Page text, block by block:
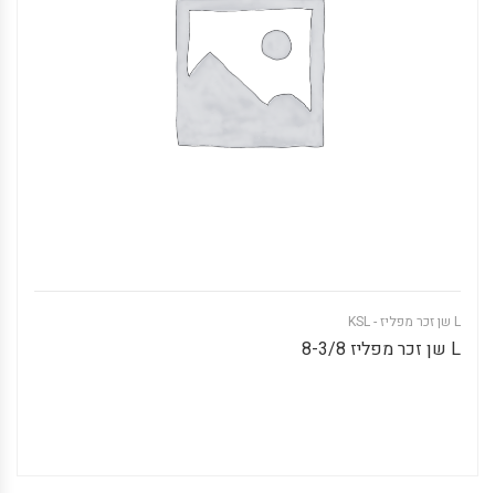
L שן זכר מפליז - KSL
L שן זכר מפליז 8-3/8